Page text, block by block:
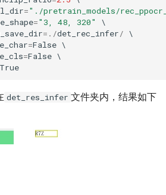
="./pretrain_models/
="3, 48, 320"
=./det_rec_infer/
=False
=False
True
det_res_infer 文件夹内，结果如下